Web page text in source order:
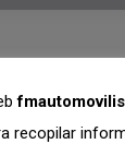
recopilar